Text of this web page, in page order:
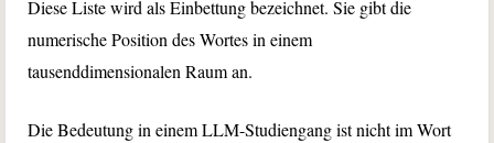
Diese Liste wird als Einbettung bezeichnet. Sie gibt die
numerische Position des Wortes in einem
tausenddimensionalen Raum an.
Die Bedeutung in einem LLM-Studiengang ist nicht im Wort